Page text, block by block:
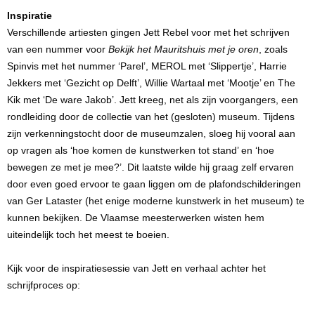
Inspiratie
Verschillende artiesten gingen Jett Rebel voor met het schrijven
van een nummer voor Bekijk het Mauritshuis met je oren, zoals
Spinvis met het nummer ‘Parel’, MEROL met ‘Slippertje’, Harrie
Jekkers met ‘Gezicht op Delft’, Willie Wartaal met ‘Mootje’ en The
Kik met ‘De ware Jakob’. Jett kreeg, net als zijn voorgangers, een
rondleiding door de collectie van het (gesloten) museum. Tijdens
zijn verkenningstocht door de museumzalen, sloeg hij vooral aan
op vragen als ‘hoe komen de kunstwerken tot stand’ en ‘hoe
bewegen ze met je mee?’. Dit laatste wilde hij graag zelf ervaren
door even goed ervoor te gaan liggen om de plafondschilderingen
van Ger Lataster (het enige moderne kunstwerk in het museum) te
kunnen bekijken. De Vlaamse meesterwerken wisten hem
uiteindelijk toch het meest te boeien.
Kijk voor de inspiratiesessie van Jett en verhaal achter het
schrijfproces op: